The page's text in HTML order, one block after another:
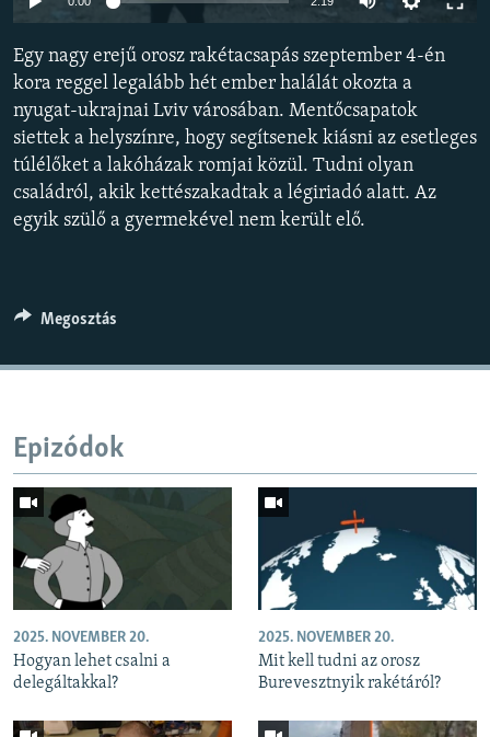
A MÚLT TANULSÁGAI
KÖVESSEN MINKET!
Valamennyi RFE/RL weboldal
Auto 480p
480p
1080p
Egy nagy erejű orosz rakétacsapás szeptember 4-én
kora reggel legalább hét ember halálát okozta a
nyugat-ukrajnai Lviv városában. Mentőcsapatok
siettek a helyszínre, hogy segítsenek kiásni az esetleges
túlélőket a lakóházak romjai közül. Tudni olyan
családról, akik kettészakadtak a légiriadó alatt. Az
egyik szülő a gyermekével nem került elő.
Megosztás
Epizódok
2025. NOVEMBER 20.
Hogyan lehet csalni a
delegáltakkal?
2025. NOVEMBER 20.
Mit kell tudni az orosz
Burevesztnyik rakétáról?